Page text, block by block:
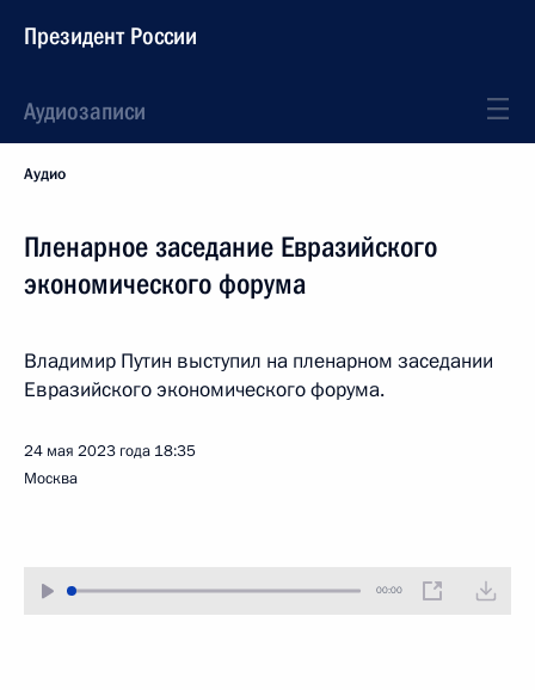
Президент России
Аудиозаписи
Аудио
Пленарное заседание Евразийского
экономического форума
Владимир Путин выступил на пленарном заседании
Евразийского экономического форума.
24 мая 2023 года 18:35
Москва
00:00